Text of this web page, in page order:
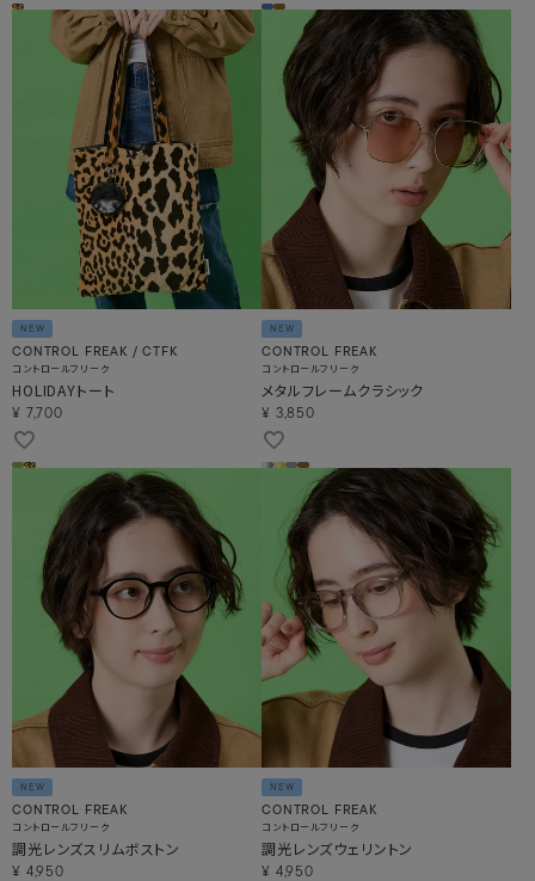
NEW
CONTROL FREAK / CTFK
コントロールフリーク
HOLIDAYトート
¥ 7,700
NEW
CONTROL FREAK
コントロールフリーク
メタルフレームクラシック
¥ 3,850
NEW
CONTROL FREAK
コントロールフリーク
調光レンズスリムボストン
¥ 4,950
NEW
CONTROL FREAK
コントロールフリーク
調光レンズウェリントン
¥ 4,950